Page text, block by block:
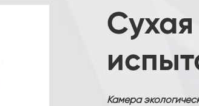
Горячая холодная камера
Постоянная температура Влажность
Камера